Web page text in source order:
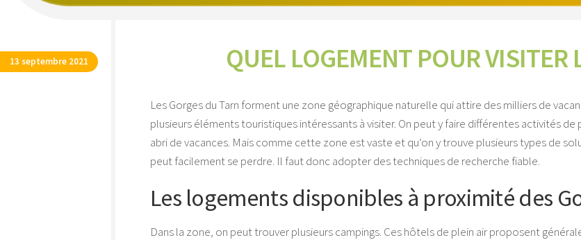
QUEL LOGEMENT POUR VISITER
13 septembre 2021
Les Gorges du Tarn forment une zone géographique naturelle qui attire des milliers de
plusieurs éléments touristiques intéressants à visiter. On peut y faire différentes activités
abri de vacances. Mais comme cette zone est vaste et qu’on y trouve plusieurs types de
peut facilement se perdre. Il faut donc adopter des techniques de recherche fiable.
Les logements disponibles à proximité des
Dans la zone, on peut trouver plusieurs campings. Ces hôtels de plein air proposent